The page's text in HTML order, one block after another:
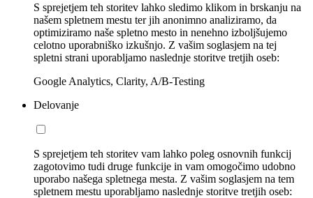
S sprejetjem teh storitev lahko sledimo klikom in brskanju na
našem spletnem mestu ter jih anonimno analiziramo, da
optimiziramo naše spletno mesto in nenehno izboljšujemo
celotno uporabniško izkušnjo. Z vašim soglasjem na tej
spletni strani uporabljamo naslednje storitve tretjih oseb:
Google Analytics, Clarity, A/B-Testing
Delovanje
S sprejetjem teh storitev vam lahko poleg osnovnih funkcij
zagotovimo tudi druge funkcije in vam omogočimo udobno
uporabo našega spletnega mesta. Z vašim soglasjem na tem
spletnem mestu uporabljamo naslednje storitve tretjih oseb: